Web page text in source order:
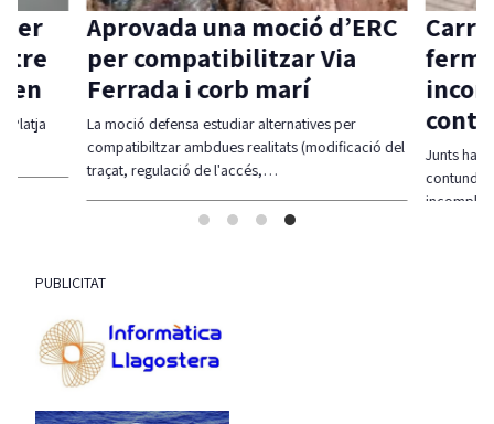
Junts ha
Platja
Aprovada una moció d’ERC
per compatibilitzar Via
Ferrada i corb marí
La moció defensa estudiar alternatives per
compatibiltzar ambdues realitats (modificació del
traçat, regulació de l'accés,…
PUBLICITAT